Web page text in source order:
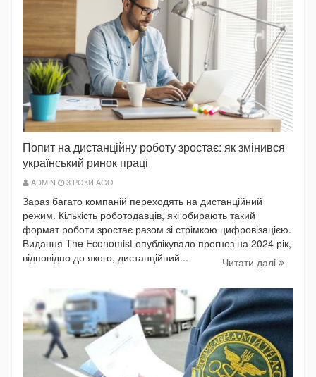
Попит на дистанційну роботу зростає: як змінився
український ринок праці
ADMIN 3 РОКИ AGO
Зараз багато компаній переходять на дистанційний
режим. Кількість роботодавців, які обирають такий
формат роботи зростає разом зі стрімкою цифровізацією.
Видання The Economist опублікувало прогноз на 2024 рік,
відповідно до якого, дистанційний...
Читати далi